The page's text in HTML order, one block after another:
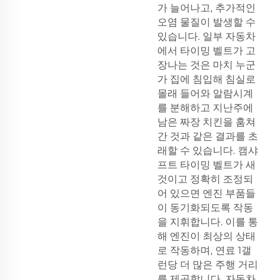
가 늘어나고, 추가적인
오염 물질이 발생할 수
있습니다. 일부 자동차
에서 타이밍 벨트가 고
장나는 것은 마치 누군
가 집에 침입해 침실로
몰래 들어와 알람시계
를 분해하고 지난주에
남은 짜장 치킨을 훔쳐
간 것과 같은 결과를 초
래할 수 있습니다. 캠샤
프트 타이밍 벨트가 새
것이고 정확히 조정되
어 있으면 엔진 부품들
이 동기화되도록 작동
을 지휘합니다. 이를 통
해 엔진이 최상의 상태
로 작동하며, 연료 1갤
런당 더 많은 주행 거리